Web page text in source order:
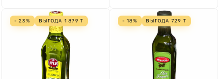
- 23% ВЫГОДА 1 879 Т - 18% ВЫГОДА 729 Т